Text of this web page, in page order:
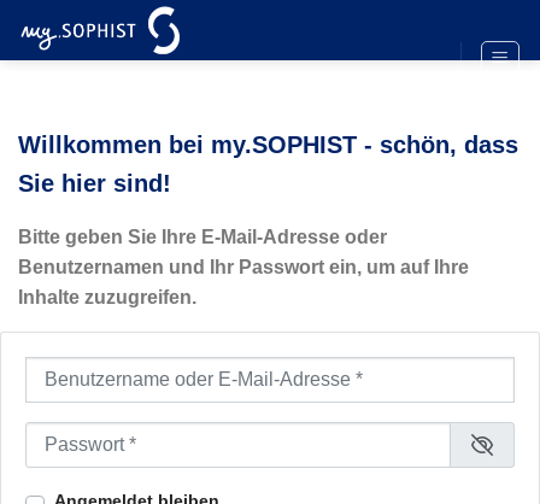
Inhalt
Willkommen bei my.SOPHIST - schön, dass
Sie hier sind!
Bitte geben Sie Ihre E-Mail-Adresse oder
Benutzernamen und Ihr Passwort ein, um auf Ihre
Inhalte zuzugreifen.
Benutzername oder E-Mail-Adresse
Passwort